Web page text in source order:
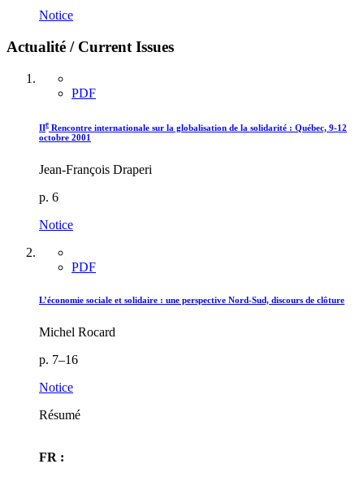
Notice
Actualité / Current Issues
PDF
IIe Rencontre internationale sur la globalisation de la solidarité : Québec, 9-12
octobre 2001
Jean-François Draperi
p. 6
Notice
PDF
L’économie sociale et solidaire : une perspective Nord-Sud, discours de clôture
Michel Rocard
p. 7–16
Notice
Résumé
FR :